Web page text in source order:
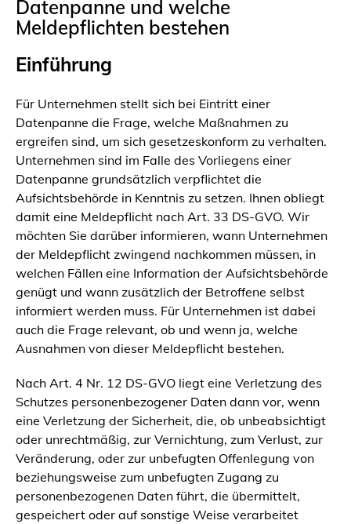
Datenpanne und welche
Meldepflichten bestehen
Einführung
Für Unternehmen stellt sich bei Eintritt einer
Datenpanne die Frage, welche Maßnahmen zu
ergreifen sind, um sich gesetzeskonform zu verhalten.
Unternehmen sind im Falle des Vorliegens einer
Datenpanne grundsätzlich verpflichtet die
Aufsichtsbehörde in Kenntnis zu setzen. Ihnen obliegt
damit eine Meldepflicht nach Art. 33 DS-GVO. Wir
möchten Sie darüber informieren, wann Unternehmen
der Meldepflicht zwingend nachkommen müssen, in
welchen Fällen eine Information der Aufsichtsbehörde
genügt und wann zusätzlich der Betroffene selbst
informiert werden muss. Für Unternehmen ist dabei
auch die Frage relevant, ob und wenn ja, welche
Ausnahmen von dieser Meldepflicht bestehen.
Nach Art. 4 Nr. 12 DS-GVO liegt eine Verletzung des
Schutzes personenbezogener Daten dann vor, wenn
eine Verletzung der Sicherheit, die, ob unbeabsichtigt
oder unrechtmäßig, zur Vernichtung, zum Verlust, zur
Veränderung, oder zur unbefugten Offenlegung von
beziehungsweise zum unbefugten Zugang zu
personenbezogenen Daten führt, die übermittelt,
gespeichert oder auf sonstige Weise verarbeitet